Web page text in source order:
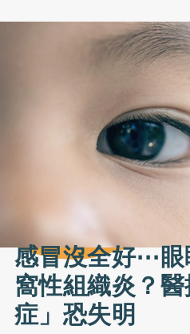
感冒沒全好⋯
窩性組織炎？
症」恐失明